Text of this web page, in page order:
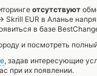
отсутствуют
Skrill EUR в Аланье
в базе
и посмотреть
, задав интересующие
при их появлении.